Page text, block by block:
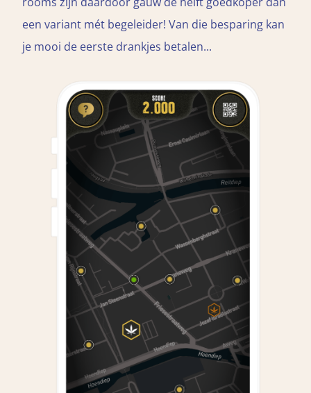
een variant mét begeleider! Van die besparing kan
je mooi de eerste drankjes betalen...